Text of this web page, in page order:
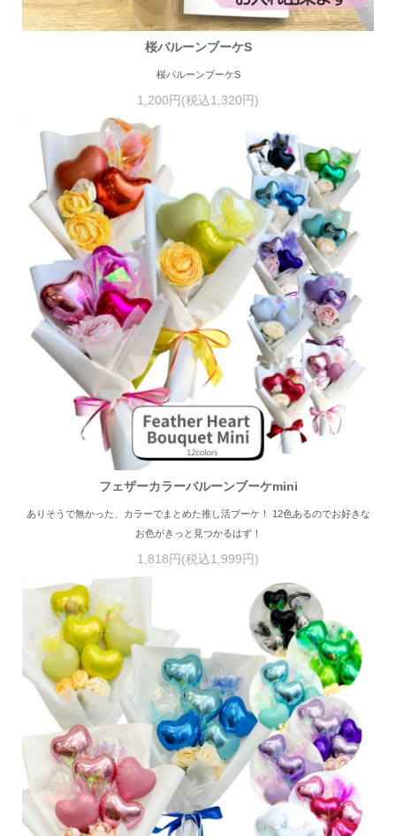
桜バルーンブーケS
桜バルーンブーケS
1,200円(税込1,320円)
フェザーカラーバルーンブーケmini
ありそうで無かった、カラーでまとめた推し活ブーケ！ 12色あるのでお好きな
お色がきっと見つかるはず！
1,818円(税込1,999円)